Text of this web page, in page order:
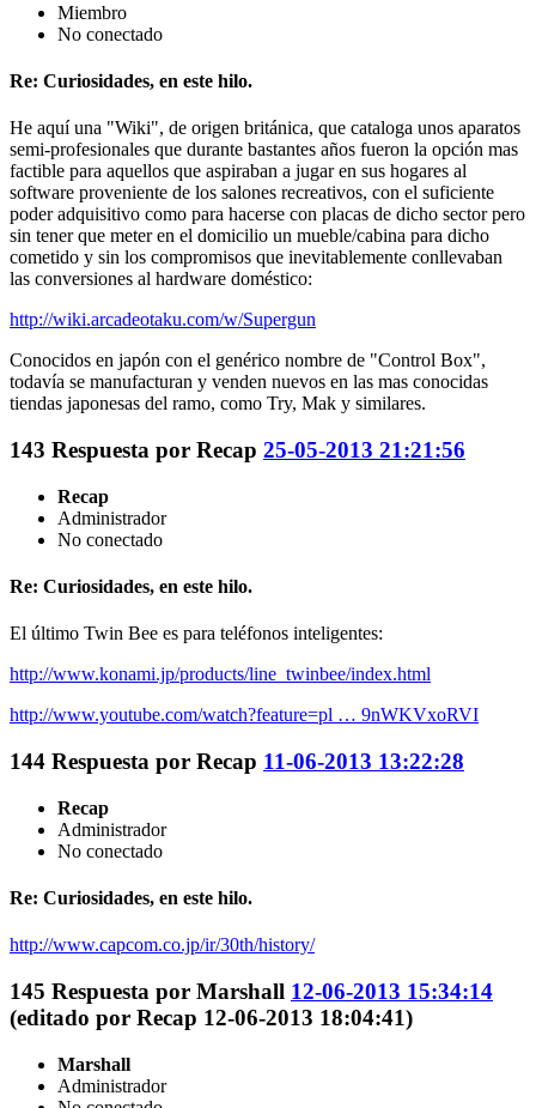
Miembro
No conectado
Re: Curiosidades, en este hilo.
He aquí una "Wiki", de origen británica, que cataloga unos aparatos
semi-profesionales que durante bastantes años fueron la opción mas
factible para aquellos que aspiraban a jugar en sus hogares al
software proveniente de los salones recreativos, con el suficiente
poder adquisitivo como para hacerse con placas de dicho sector pero
sin tener que meter en el domicilio un mueble/cabina para dicho
cometido y sin los compromisos que inevitablemente conllevaban
las conversiones al hardware doméstico:
http://wiki.arcadeotaku.com/w/Supergun
Conocidos en japón con el genérico nombre de "Control Box",
todavía se manufacturan y venden nuevos en las mas conocidas
tiendas japonesas del ramo, como Try, Mak y similares.
143 Respuesta por Recap 25-05-2013 21:21:56
Recap
Administrador
No conectado
Re: Curiosidades, en este hilo.
El último Twin Bee es para teléfonos inteligentes:
http://www.konami.jp/products/line_twinbee/index.html
http://www.youtube.com/watch?feature=pl … 9nWKVxoRVI
144 Respuesta por Recap 11-06-2013 13:22:28
Recap
Administrador
No conectado
Re: Curiosidades, en este hilo.
http://www.capcom.co.jp/ir/30th/history/
145 Respuesta por Marshall 12-06-2013 15:34:14
(editado por Recap 12-06-2013 18:04:41)
Marshall
Administrador